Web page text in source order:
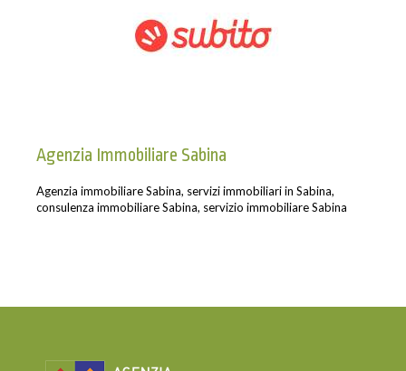
Agenzia Immobiliare Sabina
Agenzia immobiliare Sabina, servizi immobiliari in Sabina,
consulenza immobiliare Sabina, servizio immobiliare Sabina